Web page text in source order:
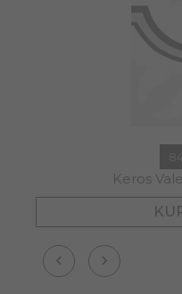
84,
Keros